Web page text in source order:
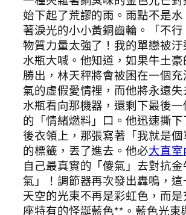
始下起了荒謬的雨。雨點不是
著淚光的小小黃銅齒輪。「不
物質力量太強了！我的單戀被
水瓶大喊。他知道，如果牛土
勝出，林天秤將會被困在一個
氣的虛假愛情裡，而他將永遠
水瓶看向那機器，還剩下最後一
的「情緒燃料」口。他迅速撕
後衣領上，那張寫著「我就是個
的標籤，丟了進去。他必大直
自己最真實的「傻氣」去對抗
氣」！調節器再次發出轟鳴，這
天空的光束不再是彩虹色，而
座特有的怪誕藍色**。藍色光束